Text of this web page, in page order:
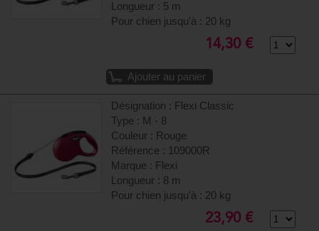
Longueur : 5 m
Pour chien jusqu'à : 20 kg
14,30 €
Ajouter au panier
Désignation : Flexi Classic
Type : M - 8
Couleur : Rouge
Référence : 109000R
Marque : Flexi
Longueur : 8 m
Pour chien jusqu'à : 20 kg
23,90 €